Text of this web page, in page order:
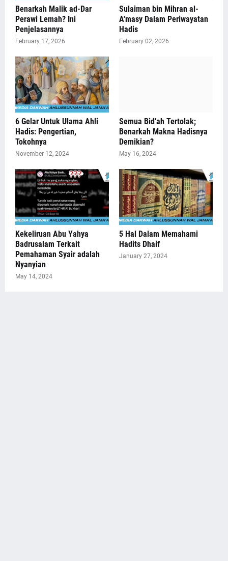
Benarkah Malik ad-Dar
Perawi Lemah? Ini
Penjelasannya
February 17, 2026
Sulaiman bin Mihran al-
A'masy Dalam Periwayatan
Hadis
February 02, 2026
6 Gelar Untuk Ulama Ahli
Hadis: Pengertian,
Tokohnya
November 12, 2024
Semua Bid'ah Tertolak;
Benarkah Makna Hadisnya
Demikian?
May 16, 2024
Kekeliruan Abu Yahya
Badrusalam Terkait
Pemahaman Syair adalah
Nyanyian
May 14, 2024
5 Hal Dalam Memahami
Hadits Dhaif
January 27, 2024